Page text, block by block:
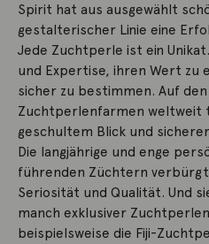
Spirit hat aus ausgewählt
gestalterischer Linie eine
Jede Zuchtperle ist ein
und Expertise, ihren Wert zu
sicher zu bestimmen. Auf
Zuchtperlenfarmen weltweit
geschultem Blick und
Die langjährige und enge
führenden Züchtern
Seriosität und Qualität. Und
manch exklusiver
beispielsweise die Fiji-